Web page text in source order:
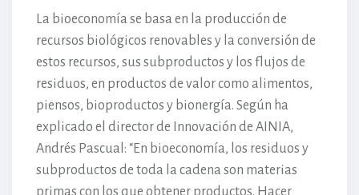
La bioeconomía se basa en la producción de
recursos biológicos renovables y la conversión de
estos recursos, sus subproductos y los flujos de
residuos, en productos de valor como alimentos,
piensos, bioproductos y bionergía. Según ha
explicado el director de Innovación de AINIA,
Andrés Pascual: “En bioeconomía, los residuos y
subproductos de toda la cadena son materias
primas con los que obtener productos. Hacer